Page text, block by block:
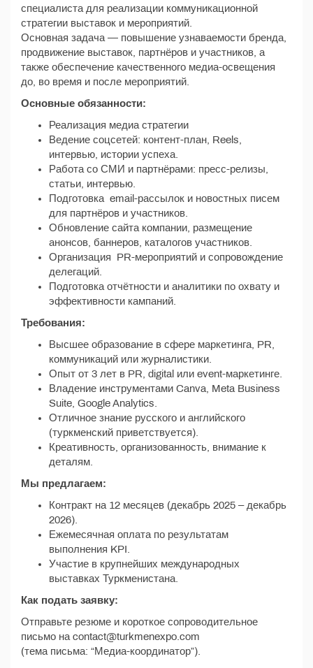
специалиста для реализации коммуникационной
стратегии выставок и мероприятий.
Основная задача — повышение узнаваемости бренда,
продвижение выставок, партнёров и участников, а
также обеспечение качественного медиа-освещения
до, во время и после мероприятий.
Основные обязанности:
Реализация медиа стратегии
Ведение соцсетей: контент-план, Reels,
интервью, истории успеха.
Работа со СМИ и партнёрами: пресс-релизы,
статьи, интервью.
Подготовка email-рассылок и новостных писем
для партнёров и участников.
Обновление сайта компании, размещение
анонсов, баннеров, каталогов участников.
Организация PR-мероприятий и сопровождение
делегаций.
Подготовка отчётности и аналитики по охвату и
эффективности кампаний.
Требования:
Высшее образование в сфере маркетинга, PR,
коммуникаций или журналистики.
Опыт от 3 лет в PR, digital или event-маркетинге.
Владение инструментами Canva, Meta Business
Suite, Google Analytics.
Отличное знание русского и английского
(туркменский приветствуется).
Креативность, организованность, внимание к
деталям.
Мы предлагаем:
Контракт на 12 месяцев (декабрь 2025 – декабрь
2026).
Ежемесячная оплата по результатам
выполнения KPI.
Участие в крупнейших международных
выставках Туркменистана.
Как подать заявку:
Отправьте резюме и короткое сопроводительное
письмо на contact@turkmenexpo.com
(тема письма: “Медиа-координатор”).